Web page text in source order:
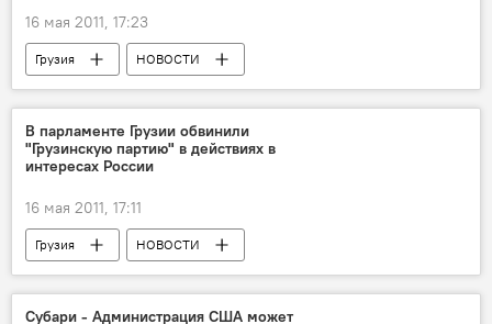
16 мая 2011, 17:23
Грузия НОВОСТИ
В парламенте Грузии обвинили
"Грузинскую партию" в действиях в
интересах России
16 мая 2011, 17:11
Грузия НОВОСТИ
Субари - Администрация США может